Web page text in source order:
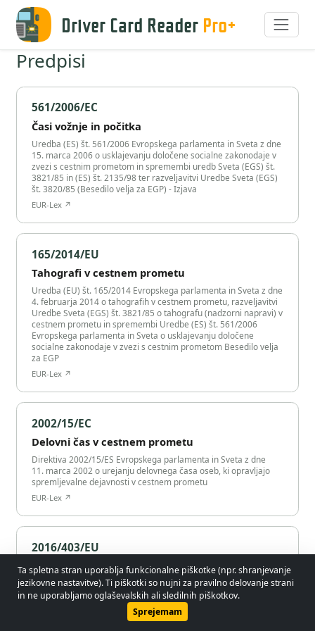
Driver Card Reader Pro+
Predpisi
561/2006/EC
Časi vožnje in počitka
Uredba (ES) št. 561/2006 Evropskega parlamenta in Sveta z dne
15. marca 2006 o usklajevanju določene socialne zakonodaje v
zvezi s cestnim prometom in spremembi uredb Sveta (EGS) št.
3821/85 in (ES) št. 2135/98 ter razveljavitvi Uredbe Sveta (EGS)
št. 3820/85 (Besedilo velja za EGP) - Izjava
EUR-Lex ↗
165/2014/EU
Tahografi v cestnem prometu
Uredba (EU) št. 165/2014 Evropskega parlamenta in Sveta z dne
4. februarja 2014 o tahografih v cestnem prometu, razveljavitvi
Uredbe Sveta (EGS) št. 3821/85 o tahografu (nadzorni napravi) v
cestnem prometu in spremembi Uredbe (ES) št. 561/2006
Evropskega parlamenta in Sveta o usklajevanju določene
socialne zakonodaje v zvezi s cestnim prometom Besedilo velja
za EGP
EUR-Lex ↗
2002/15/EC
Delovni čas v cestnem prometu
Direktiva 2002/15/ES Evropskega parlamenta in Sveta z dne
11. marca 2002 o urejanju delovnega časa oseb, ki opravljajo
spremljevalne dejavnosti v cestnem prometu
EUR-Lex ↗
2016/403/EU
Klasifikacija hudih kršitev
Uredba Komisije (EU) 2016/403 z dne 18. marca 2016 o
dopolnitvi Uredbe (ES) št. 1071/2009 Evropskega parlamenta in
Sveta v zvezi s klasifikacijo hudih kršitev pravil Unije, zaradi
katerih lahko cestni prevozniki izgubijo dober ugled, in
© 2026 - Lobol Team• lobolteam@gmail.com
Predpisi Pravilnik o zasebnosti
Ta spletna stran uporablja funkcionalne piškotke (npr. shranjevanje
jezikovne nastavitve). Ti piškotki so nujni za pravilno delovanje strani
in ne uporabljamo oglaševalskih ali sledilnih piškotkov.
Sprejemam